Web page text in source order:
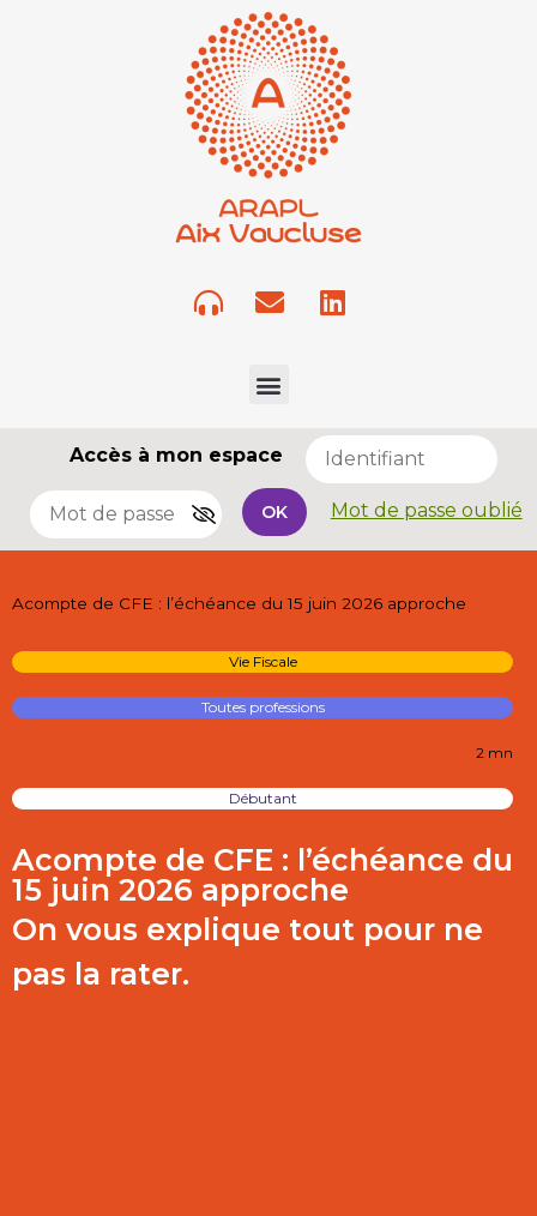
Accès à mon espace
OK Mot de passe oublié
Acompte de CFE : l’échéance du 15 juin 2026 approche
Vie Fiscale
Toutes professions
2 mn
Débutant
Acompte de CFE : l’échéance du
15 juin 2026 approche
On vous explique tout pour ne
pas la rater.